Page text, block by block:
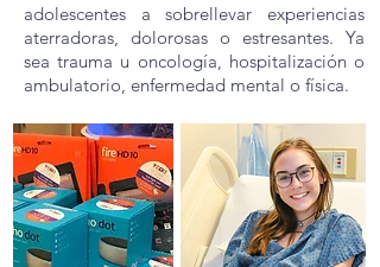
adolescentes a sobrellevar experiencias
aterradoras, dolorosas o estresantes. Ya
sea trauma u oncología, hospitalización o
ambulatorio, enfermedad mental o física.